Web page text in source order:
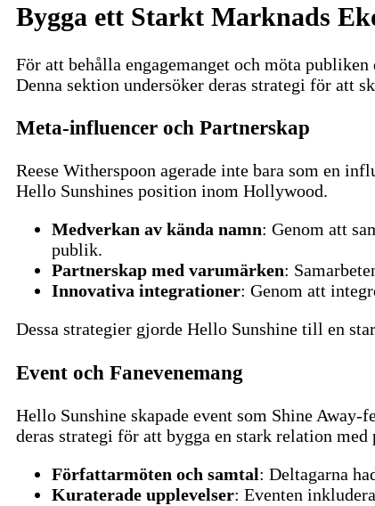
Bygga ett Starkt Marknads
För att behålla engagemanget och möta
Denna sektion undersöker deras strategi för att
Meta-influencer och Partnerskap
Reese Witherspoon agerade inte bara som en
Hello Sunshines position inom Hollywood.
Medverkan av kända namn: Genom att
publik.
Partnerskap med varumärken:
Innovativa integrationer: Genom att
Dessa strategier gjorde Hello Sunshine till en
Event och Fanevenemang
Hello Sunshine skapade event som Shine
deras strategi för att bygga en stark relation med
Författarmöten och samtal: Deltagarna
Kuraterade upplevelser: Eventen